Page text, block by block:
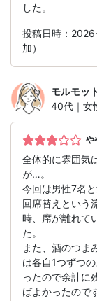
した。
投稿日時：
加）
モルモッ
40代｜女
や
全体的に雰囲気
が…。
今回は男性7名
回席替えという
時、席が離れて
た。
また、酒のつま
は各自1つずつ
ったので余計に
ばよかったので